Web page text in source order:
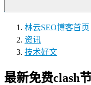
林云SEO博客首页
资讯
技术好文
最新免费clash